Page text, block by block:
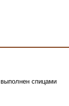
спицами